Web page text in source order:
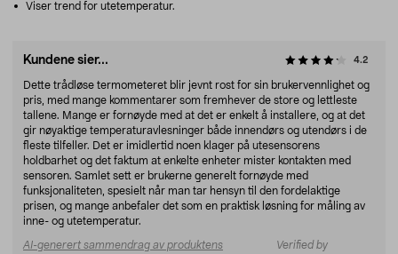
Viser trend for utetemperatur.
Kundene sier... 4.2
Dette trådløse termometeret blir jevnt rost for sin brukervennlighet og
pris, med mange kommentarer som fremhever de store og lettleste
tallene. Mange er fornøyde med at det er enkelt å installere, og at det
gir nøyaktige temperaturavlesninger både innendørs og utendørs i de
fleste tilfeller. Det er imidlertid noen klager på utesensorens
holdbarhet og det faktum at enkelte enheter mister kontakten med
sensoren. Samlet sett er brukerne generelt fornøyde med
funksjonaliteten, spesielt når man tar hensyn til den fordelaktige
prisen, og mange anbefaler det som en praktisk løsning for måling av
inne- og utetemperatur.
AI-generert sammendrag av produktens
Verified by